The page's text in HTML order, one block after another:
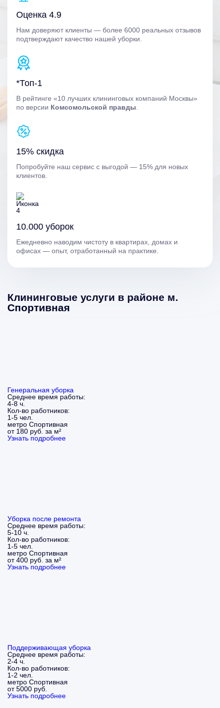
Оценка 4.9
Нам доверяют клиенты — более 6000 реальных отзывов
подтверждают качество нашей уборки.
*Топ-1
В рейтинге «10 лучших клининговых компаний Москвы»
по версии Комсомольской правды
15% скидка
Попробуйте наш сервис с выгодой — 15% для новых
клиентов.
10.000 уборок
Ежедневно наводим чистоту в квартирах, домах и
офисах — опыт, отработанный на практике.
Клининговые услуги в районе м.
Спортивная
Генеральная уборка
Среднее время работы:
4-8 ч.
Кол-во работников:
1-5 чел.
метро Спортивная
от 180 руб. за м²
Узнать подробнее
Уборка после ремонта
Среднее время работы:
5-10 ч.
Кол-во работников:
1-5 чел.
метро Спортивная
от 400 руб. за м²
Узнать подробнее
Поддерживающая уборка
Среднее время работы:
2-4 ч.
Кол-во работников:
1-2 чел.
метро Спортивная
от 5000 руб.
Узнать подробнее